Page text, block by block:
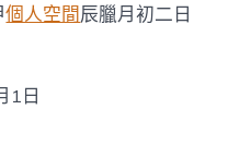
個人空間辰臘月初二日
1日